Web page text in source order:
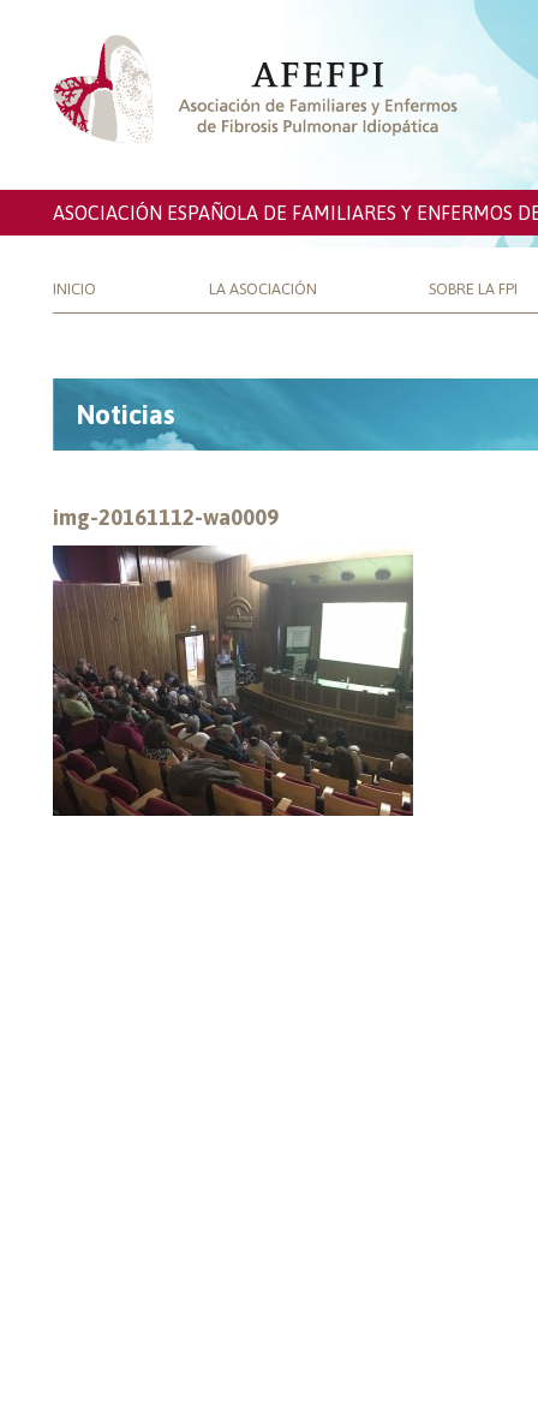
ASOCIACIÓN ESPAÑOLA DE FAMILIARES Y ENFERMOS
INICIO LA ASOCIACIÓN SOBRE LA FPI
Noticias
img-20161112-wa0009